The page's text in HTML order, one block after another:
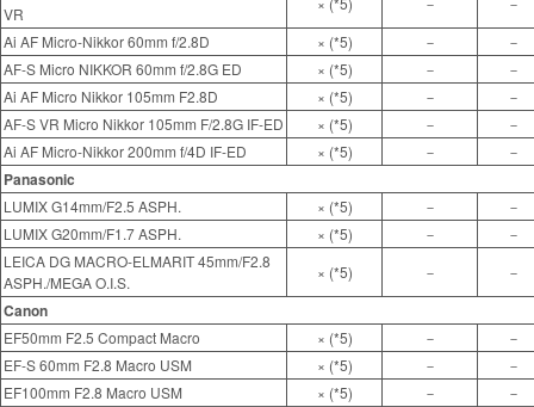
VR
Ai AF Micro-Nikkor 60mm f/2.8D
× (*5) －
－
AF-S Micro NIKKOR 60mm f/2.8G ED
× (*5) －
－
Ai AF Micro Nikkor 105mm F2.8D
× (*5) －
－
AF-S VR Micro Nikkor 105mm F/2.8G IF-ED
× (*5) －
－
Ai AF Micro-Nikkor 200mm f/4D IF-ED
× (*5) － －
Panasonic
LUMIX G14mm/F2.5 ASPH. × (*5) －
－
LUMIX G20mm/F1.7 ASPH.
× (*5) －
－
LEICA DG MACRO-ELMARIT 45mm/F2.8
ASPH./MEGA O.I.S.
× (*5) － －
Canon
EF50mm F2.5 Compact Macro × (*5) －
－
EF-S 60mm F2.8 Macro USM
× (*5) －
－
EF100mm F2.8 Macro USM
× (*5) －
－